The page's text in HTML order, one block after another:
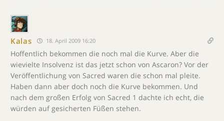
Kalas 18. April 2009 16:20
Hoffentlich bekommen die noch mal die Kurve. Aber die
wievielte Insolvenz ist das jetzt schon von Ascaron? Vor der
Veröffentlichung von Sacred waren die schon mal pleite.
Haben dann aber doch noch die Kurve bekommen. Und
nach dem großen Erfolg von Sacred 1 dachte ich echt, die
würden auf gesicherten Füßen stehen.